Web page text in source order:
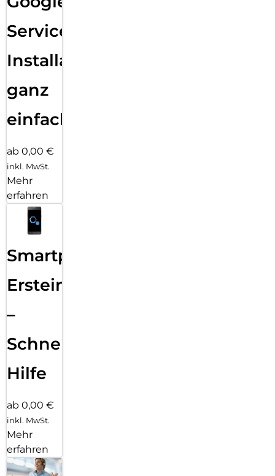
Services
Installation
ganz
einfach
ab 0,00 €
inkl. MwSt.
Mehr
erfahren
Smartphone
Ersteinrichtung
–
Schnelle
Hilfe
ab 0,00 €
inkl. MwSt.
Mehr
erfahren